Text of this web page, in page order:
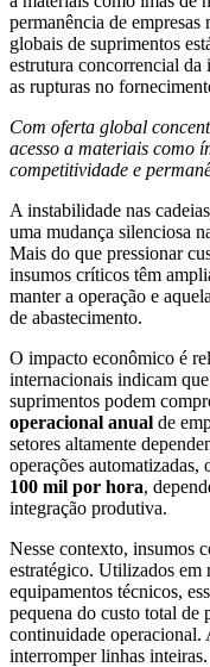
permanência de
globais de suprimentos
estrutura concorrencial da
as rupturas no
Com oferta global
acesso a materiais como
competitividade e
A instabilidade nas
uma mudança silenciosa
Mais do que pressionar
insumos críticos têm
manter a operação e
de abastecimento.
O impacto econômico é
internacionais indicam
suprimentos podem
operacional anual de
setores altamente
operações automatizadas,
100 mil por hora,
integração produtiva.
Nesse contexto, insumos
estratégico. Utilizados em
equipamentos técnicos,
pequena do custo total de
continuidade operacional.
interromper linhas inteiras.